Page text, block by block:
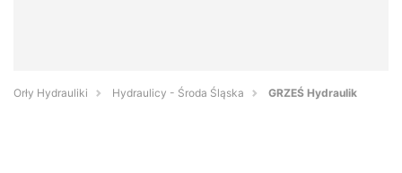
Orły Hydrauliki Hydraulicy - Środa Śląska GRZEŚ Hydraulik